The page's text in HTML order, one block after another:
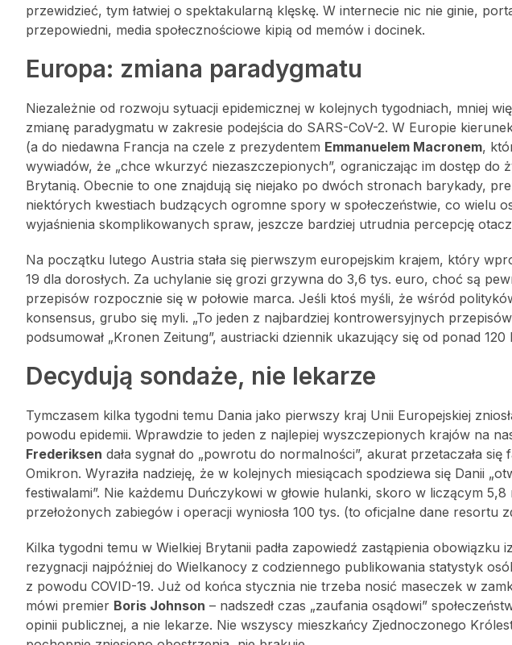
przewidzieć, tym łatwiej o spektakularną klęskę. W internecie nic nie ginie,
przepowiedni, media społecznościowe kipią od memów i docinek.
Europa: zmiana paradygmatu
Niezależnie od rozwoju sytuacji epidemicznej w kolejnych tygodniach, mniej
zmianę paradygmatu w zakresie podejścia do SARS-CoV-2. W Europie
(a do niedawna Francja na czele z prezydentem Emmanuelem Macronem,
wywiadów, że „chce wkurzyć niezaszczepionych”, ograniczając im dostęp do
Brytanią. Obecnie to one znajdują się niejako po dwóch stronach barykady,
niektórych kwestiach budzących ogromne spory w społeczeństwie, co wielu
wyjaśnienia skomplikowanych spraw, jeszcze bardziej utrudnia percepcję
Na początku lutego Austria stała się pierwszym europejskim krajem, który
19 dla dorosłych. Za uchylanie się grozi grzywna do 3,6 tys. euro, choć są
przepisów rozpocznie się w połowie marca. Jeśli ktoś myśli, że wśród
konsensus, grubo się myli. „To jeden z najbardziej kontrowersyjnych
podsumował „Kronen Zeitung”, austriacki dziennik ukazujący się od ponad 120
Decydują sondaże, nie lekarze
Tymczasem kilka tygodni temu Dania jako pierwszy kraj Unii Europejskiej
powodu epidemii. Wprawdzie to jeden z najlepiej wyszczepionych krajów na
Frederiksen dała sygnał do „powrotu do normalności”, akurat przetaczała się
Omikron. Wyraziła nadzieję, że w kolejnych miesiącach spodziewa się Danii
festiwalami”. Nie każdemu Duńczykowi w głowie hulanki, skoro w liczącym
przełożonych zabiegów i operacji wyniosła 100 tys. (to oficjalne dane resortu
Kilka tygodni temu w Wielkiej Brytanii padła zapowiedź zastąpienia obowiązku
rezygnacji najpóźniej do Wielkanocy z codziennego publikowania statystyk
z powodu COVID-19. Już od końca stycznia nie trzeba nosić maseczek w
mówi premier Boris Johnson – nadszedł czas „zaufania osądowi”
opinii publicznej, a nie lekarze. Nie wszyscy mieszkańcy Zjednoczonego